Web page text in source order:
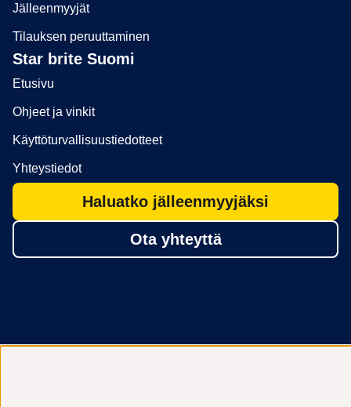
Jälleenmyyjät
Tilauksen peruuttaminen
Star brite Suomi
Etusivu
Ohjeet ja vinkit
Käyttöturvallisuustiedotteet
Yhteystiedot
Haluatko jälleenmyyjäksi
Ota yhteyttä